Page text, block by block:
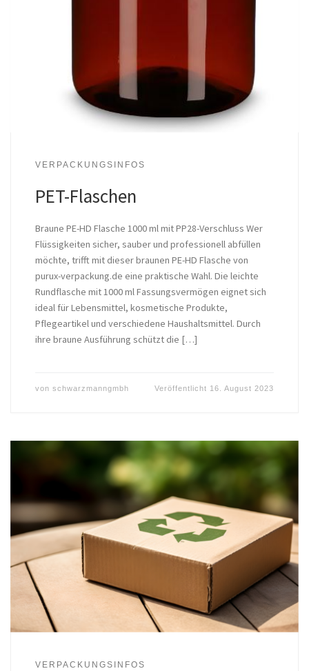
VERPACKUNGSINFOS
PET-Flaschen
Braune PE-HD Flasche 1000 ml mit PP28-Verschluss Wer
Flüssigkeiten sicher, sauber und professionell abfüllen
möchte, trifft mit dieser braunen PE-HD Flasche von
purux-verpackung.de eine praktische Wahl. Die leichte
Rundflasche mit 1000 ml Fassungsvermögen eignet sich
ideal für Lebensmittel, kosmetische Produkte,
Pflegeartikel und verschiedene Haushaltsmittel. Durch
ihre braune Ausführung schützt die […]
von schwarzmanngmbh Veröffentlicht 16. August 2023
VERPACKUNGSINFOS